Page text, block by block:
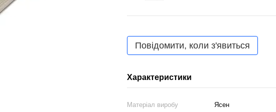
Повідомити, коли з'явиться
Характеристики
Матеріал виробу
Ясен